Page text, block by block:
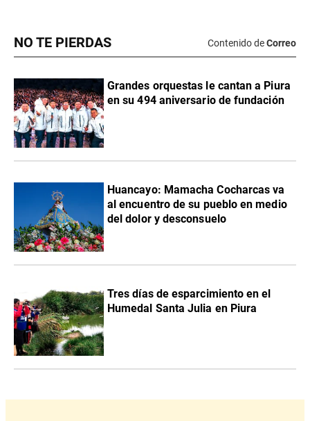
NO TE PIERDAS Contenido deCorreo
Grandes orquestas le cantan a Piura
en su 494 aniversario de fundación
Huancayo: Mamacha Cocharcas va
al encuentro de su pueblo en medio
del dolor y desconsuelo
Tres días de esparcimiento en el
Humedal Santa Julia en Piura